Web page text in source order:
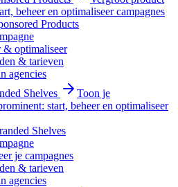
beheer en optimaliseer campagnes
Products
& optimaliseer
& tarieven
agencies
Shelves
Toon je
start, beheer en optimaliseer
Shelves
je campagnes
& tarieven
agencies